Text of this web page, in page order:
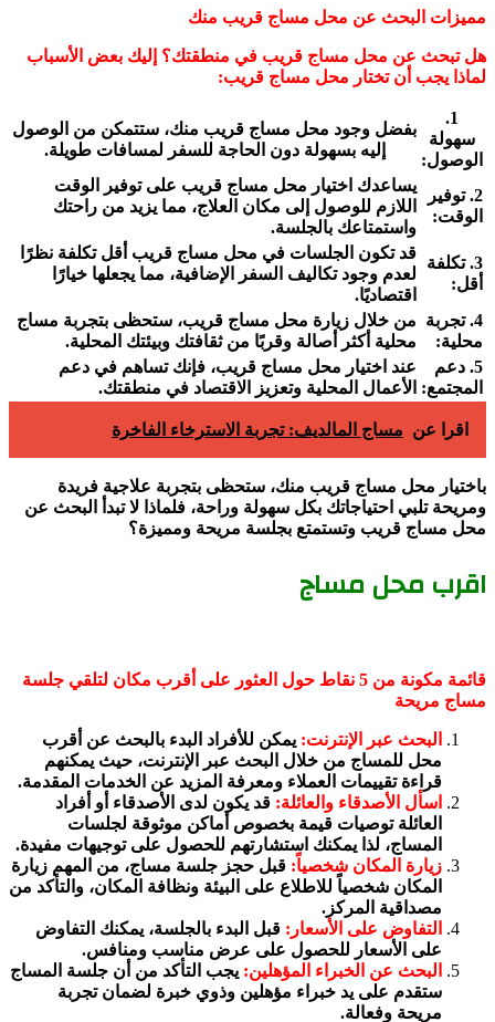
مميزات البحث عن محل مساج قريب منك
هل تبحث عن محل مساج قريب في منطقتك؟ إليك بعض الأسباب
لماذا يجب أن تختار محل مساج قريب:
1.
سهولة
الوصول:
بفضل وجود محل مساج قريب منك، ستتمكن من الوصول
إليه بسهولة دون الحاجة للسفر لمسافات طويلة.
2. توفير
الوقت:
يساعدك اختيار محل مساج قريب على توفير الوقت
اللازم للوصول إلى مكان العلاج، مما يزيد من راحتك
واستمتاعك بالجلسة.
3. تكلفة
أقل:
قد تكون الجلسات في محل مساج قريب أقل تكلفة نظرًا
لعدم وجود تكاليف السفر الإضافية، مما يجعلها خيارًا
اقتصاديًا.
4. تجربة
محلية:
من خلال زيارة محل مساج قريب، ستحظى بتجربة مساج
محلية أكثر أصالة وقربًا من ثقافتك وبيئتك المحلية.
5. دعم
المجتمع:
عند اختيار محل مساج قريب، فإنك تساهم في دعم
الأعمال المحلية وتعزيز الاقتصاد في منطقتك.
اقرا عن مساج المالديف: تجربة الاسترخاء الفاخرة
باختيار محل مساج قريب منك، ستحظى بتجربة علاجية فريدة
ومريحة تلبي احتياجاتك بكل سهولة وراحة، فلماذا لا تبدأ البحث عن
محل مساج قريب وتستمتع بجلسة مريحة ومميزة؟
اقرب محل مساج
قائمة مكونة من 5 نقاط حول العثور على أقرب مكان لتلقي جلسة
مساج مريحة
البحث عبر الإنترنت: يمكن للأفراد البدء بالبحث عن أقرب
محل للمساج من خلال البحث عبر الإنترنت، حيث يمكنهم
قراءة تقييمات العملاء ومعرفة المزيد عن الخدمات المقدمة.
اسأل الأصدقاء والعائلة: قد يكون لدى الأصدقاء أو أفراد
العائلة توصيات قيمة بخصوص أماكن موثوقة لجلسات
المساج، لذا يمكنك استشارتهم للحصول على توجيهات مفيدة.
زيارة المكان شخصياً: قبل حجز جلسة مساج، من المهم زيارة
المكان شخصياً للاطلاع على البيئة ونظافة المكان، والتأكد من
مصداقية المركز.
التفاوض على الأسعار: قبل البدء بالجلسة، يمكنك التفاوض
على الأسعار للحصول على عرض مناسب ومنافس.
البحث عن الخبراء المؤهلين: يجب التأكد من أن جلسة المساج
ستقدم على يد خبراء مؤهلين وذوي خبرة لضمان تجربة
مريحة وفعالة.